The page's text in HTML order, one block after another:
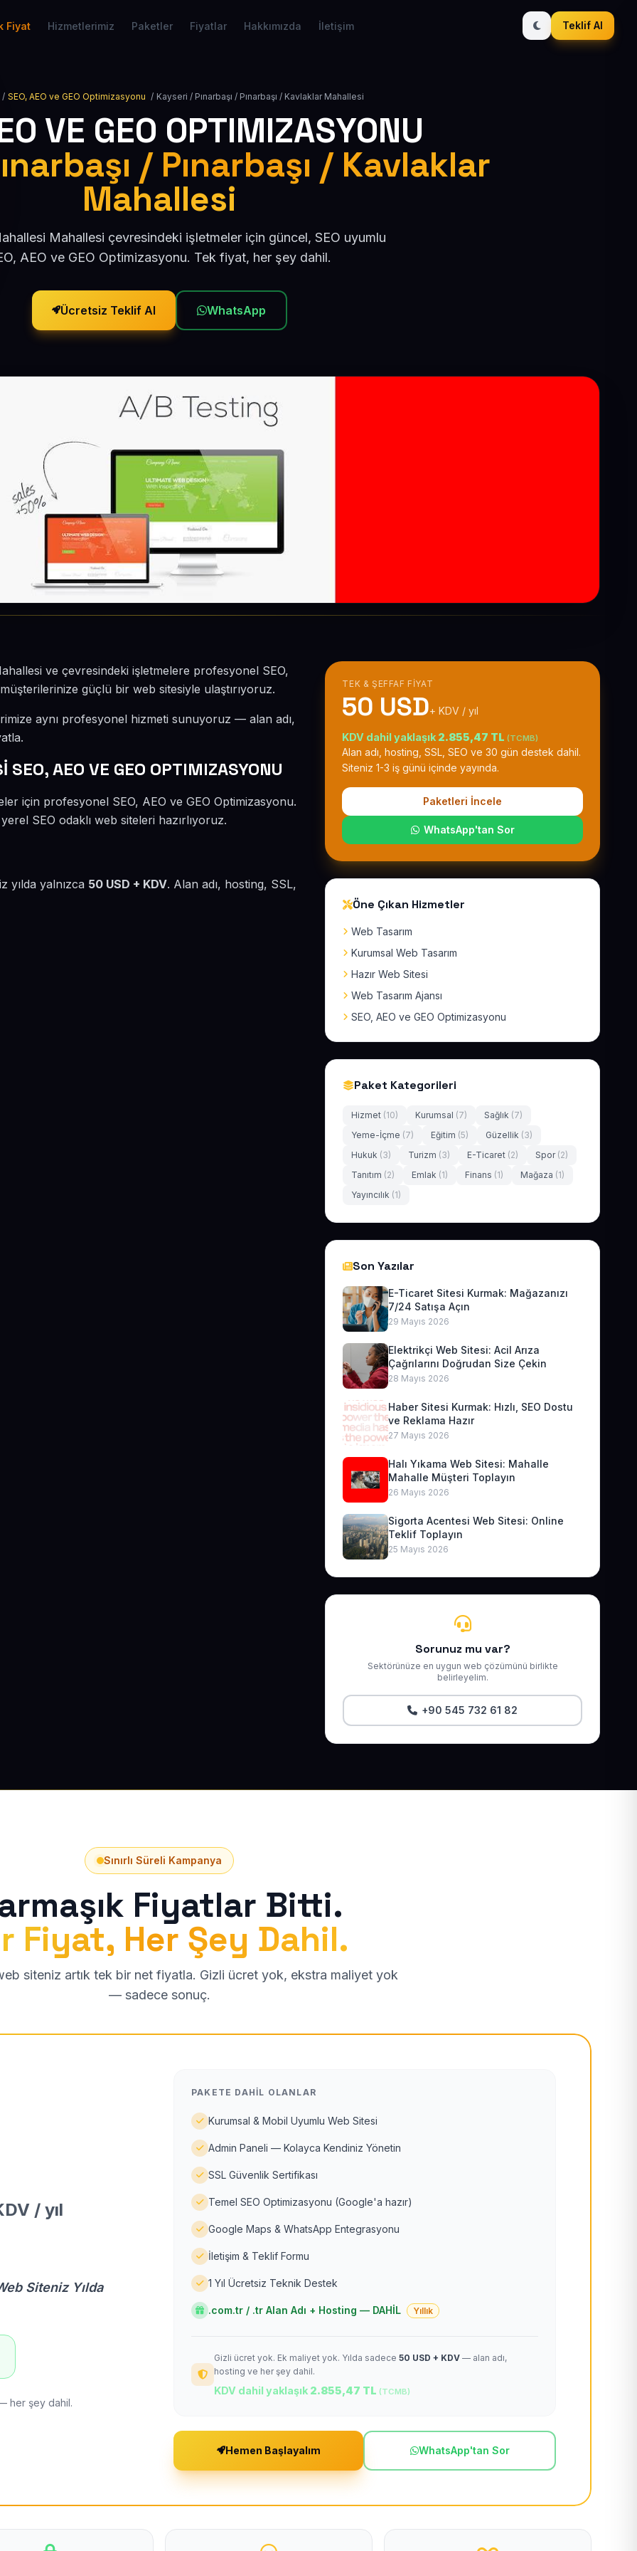
Fiyat Hizmetlerimiz Paketler Fiyatlar Hakkımızda İletişim Teklif Al
/ SEO, AEO ve GEO Optimizasyonu / Kayseri / Pınarbaşı / Pınarbaşı / Kavlaklar Mahallesi
VE GEO OPTIMIZASYONU
/ Pınarbaşı / Kavlaklar
Mahallesi
Mahallesi çevresindeki işletmeler için güncel, SEO uyumlu
AEO ve GEO Optimizasyonu. Tek fiyat, her şey dahil.
Ücretsiz Teklif Al WhatsApp
ve çevresindeki işletmelere profesyonel SEO,
güçlü bir web sitesiyle ulaştırıyoruz.
aynı profesyonel hizmeti sunuyoruz — alan adı,
AEO VE GEO OPTIMIZASYONU
için profesyonel SEO, AEO ve GEO Optimizasyonu.
SEO odaklı web siteleri hazırlıyoruz.
yılda yalnızca 50 USD + KDV. Alan adı, hosting, SSL,
TEK & ŞEFFAF FIYAT
50 USD+ KDV / yıl
KDV dahil yaklaşık 2.855,47 TL (TCMB)
Alan adı, hosting, SSL, SEO ve 30 gün destek dahil.
Siteniz 1-3 iş günü içinde yayında.
Paketleri İncele
WhatsApp'tan Sor
Öne Çıkan Hizmetler
Web Tasarım
Kurumsal Web Tasarım
Hazır Web Sitesi
Web Tasarım Ajansı
SEO, AEO ve GEO Optimizasyonu
Paket Kategorileri
Hizmet (10) Kurumsal (7) Sağlık (7)
Yeme-İçme (7) Eğitim (5) Güzellik (3)
Hukuk (3) Turizm (3) E-Ticaret (2) Spor (2)
Tanıtım (2) Emlak (1) Finans (1) Mağaza (1)
Yayıncılık (1)
Son Yazılar
E-Ticaret Sitesi Kurmak: Mağazanızı
7/24 Satışa Açın
29 Mayıs 2026
Elektrikçi Web Sitesi: Acil Arıza
Çağrılarını Doğrudan Size Çekin
28 Mayıs 2026
Haber Sitesi Kurmak: Hızlı, SEO Dostu
ve Reklama Hazır
27 Mayıs 2026
Halı Yıkama Web Sitesi: Mahalle
Mahalle Müşteri Toplayın
26 Mayıs 2026
Sigorta Acentesi Web Sitesi: Online
Teklif Toplayın
25 Mayıs 2026
Sorunuz mu var?
Sektörünüze en uygun web çözümünü birlikte
belirleyelim.
+90 545 732 61 82
Sınırlı Süreli Kampanya
Fiyatlar Bitti.
Fiyat, Her Şey Dahil.
siteniz artık tek bir net fiyatla. Gizli ücret yok, ekstra maliyet yok
— sadece sonuç.
/ yıl
Siteniz Yılda
her şey dahil.
PAKETE DAHIL OLANLAR
Kurumsal & Mobil Uyumlu Web Sitesi
Admin Paneli — Kolayca Kendiniz Yönetin
SSL Güvenlik Sertifikası
Temel SEO Optimizasyonu (Google'a hazır)
Google Maps & WhatsApp Entegrasyonu
İletişim & Teklif Formu
1 Yıl Ücretsiz Teknik Destek
.com.tr / .tr Alan Adı + Hosting — DAHİL Yıllık
Gizli ücret yok. Ek maliyet yok. Yılda sadece 50 USD + KDV — alan adı,
hosting ve her şey dahil.
KDV dahil yaklaşık 2.855,47 TL (TCMB)
Hemen Başlayalım WhatsApp'tan Sor